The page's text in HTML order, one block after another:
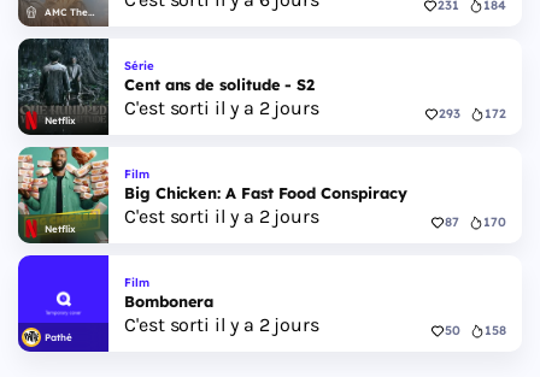
AMC Theatres 231 184
Netflix
Série
Cent ans de solitude - S2
C'est sorti il y a 2 jours 293 172
Netflix
Film
Big Chicken: A Fast Food Conspiracy
C'est sorti il y a 2 jours 87 170
Pathé
Film
Bombonera
C'est sorti il y a 2 jours 50 158